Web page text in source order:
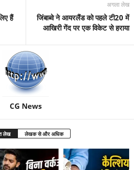
हैं
अगला लेख
जिंबाब्‍वे ने आयरलैंड को पहले टी20 में
आखिरी गेंद पर एक विकेट से हराया
CG News
लेख लेखक से और अधिक